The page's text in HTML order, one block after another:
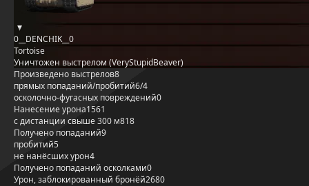
0__DENCHIK__0
Tortoise
Уничтожен выстрелом (VeryStupidBeaver)
Произведено выстрелов8
прямых попаданий/пробитий6/4
осколочно-фугасных повреждений0
Нанесение урона1561
с дистанции свыше 300 м818
Получено попаданий9
пробитий5
не нанёсших урон4
Получено попаданий осколками0
Урон, заблокированный бронёй2680